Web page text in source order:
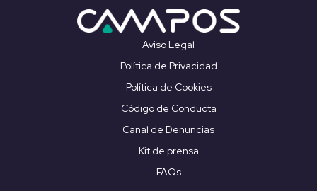
Aviso Legal
Política de Privacidad
Política de Cookies
Código de Conducta
Canal de Denuncias
Kit de prensa
FAQs